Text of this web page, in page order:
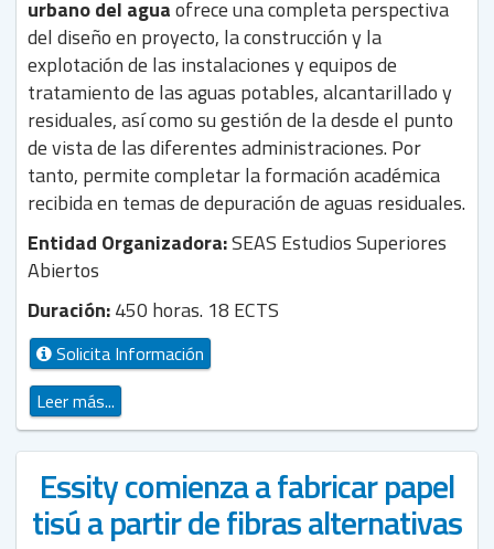
urbano del aguaofrece una completa perspectiva
del diseño en proyecto, la construcción y la
explotación de las instalaciones y equipos de
tratamiento de las aguas potables, alcantarillado y
residuales, así como su gestión de la desde el punto
de vista de las diferentes administraciones. Por
tanto, permite completar la formación académica
recibida en temas de depuración de aguas residuales.
Entidad Organizadora:SEAS Estudios Superiores
Abiertos
Duración:450 horas. 18 ECTS
Solicita Información
Leer más...
Essity comienza a fabricar papel
tisú a partir de fibras alternativas